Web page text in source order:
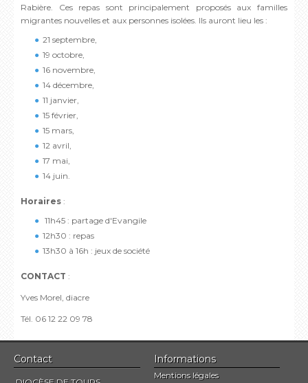
Rabière. Ces repas sont principalement proposés aux familles
migrantes nouvelles et aux personnes isolées. Ils auront lieu les :
21 septembre,
19 octobre,
16 novembre,
14 décembre,
11 janvier,
15 février,
15 mars,
12 avril,
17 mai,
14 juin.
Horaires :
11h45 : partage d'Evangile
12h30 : repas
13h30 à 16h : jeux de société
CONTACT :
Yves Morel, diacre
Tél. 06 12 22 09 78
Contact Informations
Mentions légales